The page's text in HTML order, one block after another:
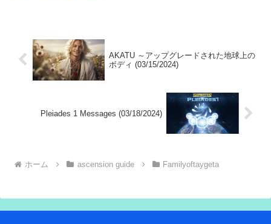
AKATU ～アップグレードされた地球上の
ボディ (03/15/2024)
Pleiades 1 Messages (03/18/2024)
ホーム ascension guide Familyoftaygeta